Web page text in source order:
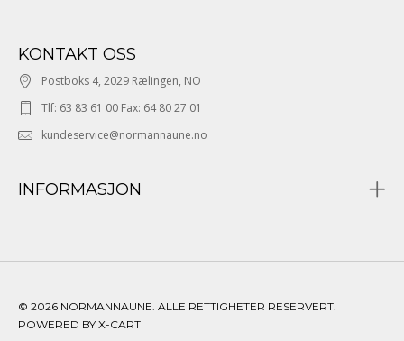
KONTAKT OSS
Postboks 4, 2029 Rælingen, NO
Tlf: 63 83 61 00 Fax: 64 80 27 01
kundeservice@normannaune.no
INFORMASJON
© 2026 NORMANNAUNE. ALLE RETTIGHETER RESERVERT.
POWERED BY X-CART